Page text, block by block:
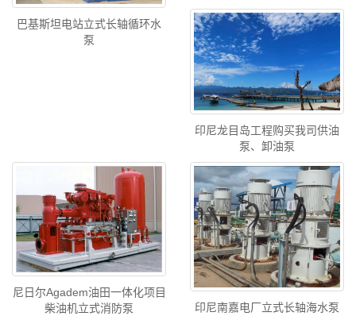
巴基斯坦电站立式长轴循环水
泵
印尼龙目岛工程购买我司供油
泵、卸油泵
尼日尔Agadem油田一体化项目
柴油机立式消防泵
印尼南嘉电厂立式长轴海水泵